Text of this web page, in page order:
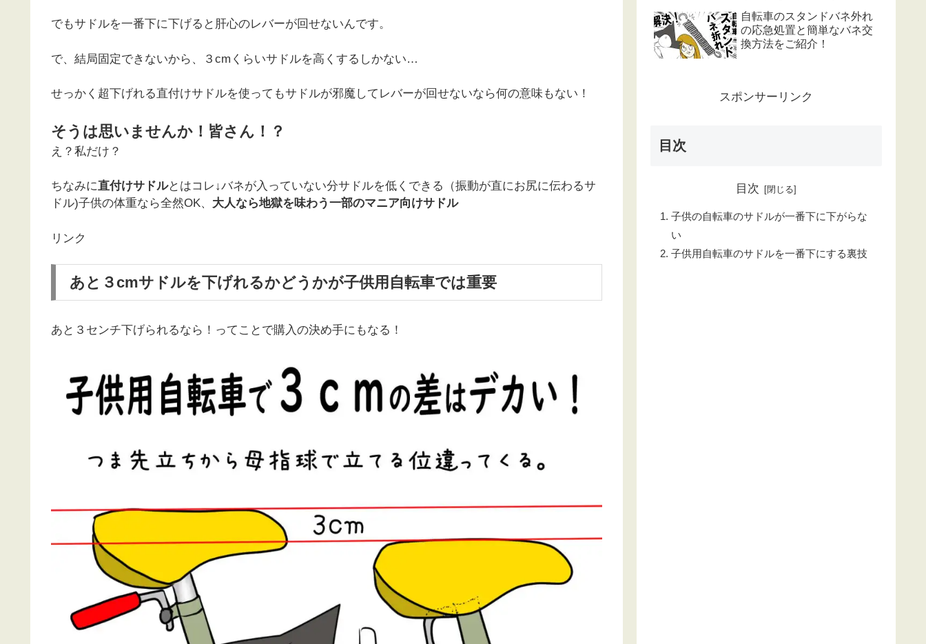
でもサドルを一番下に下げると肝心のレバーが回せないんです。
で、結局固定できないから、３cmくらいサドルを高くするしかない…
せっかく超下げれる直付けサドルを使ってもサドルが邪魔してレバーが回せないなら何の意味もない！
そうは思いませんか！皆さん！？
え？私だけ？
ちなみに直付けサドルとはコレ↓バネが入っていない分サドルを低くできる（振動が直にお尻に伝わるサ
ドル)子供の体重なら全然OK、 大人なら地獄を味わう一部のマニア向けサドル
リンク
あと３cmサドルを下げれるかどうかが子供用自転車では重要
あと３センチ下げられるなら！ってことで購入の決め手にもなる！
自転車のスタンドバネ外れ
の応急処置と簡単なバネ交
換方法をご紹介！
スポンサーリンク
目次
目次
子供の自転車のサドルが一番下に下がらな
い
子供用自転車のサドルを一番下にする裏技